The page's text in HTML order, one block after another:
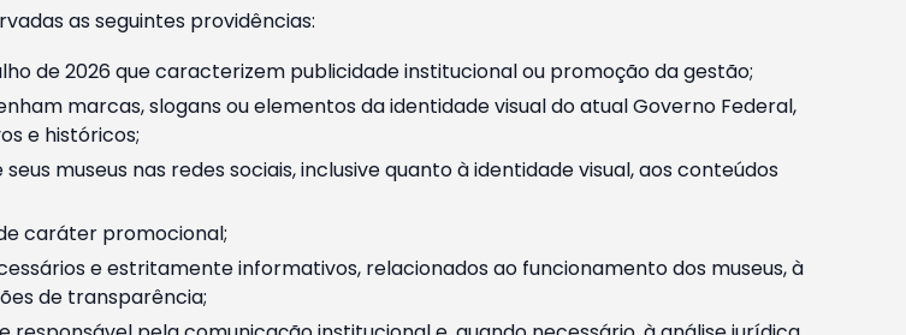
as seguintes providências:
de 2026 que caracterizem publicidade institucional ou promoção da gestão;
marcas, slogans ou elementos da identidade visual do atual Governo Federal,
e históricos;
museus nas redes sociais, inclusive quanto à identidade visual, aos conteúdos
caráter promocional;
e estritamente informativos, relacionados ao funcionamento dos museus, à
de transparência;